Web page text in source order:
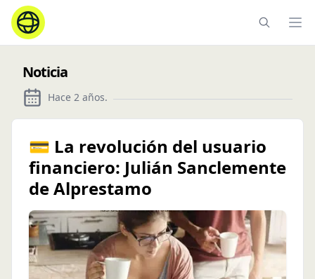
Noticia
Hace 2 años.
💳 La revolución del usuario
financiero: Julián Sanclemente
de Alprestamo